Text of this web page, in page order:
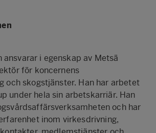
ansvarar i egenskap av Metsä
för koncernens
och skogstjänster. Han har arbetet
under hela sin arbetskarriär. Han
och har
inom virkesdrivning,